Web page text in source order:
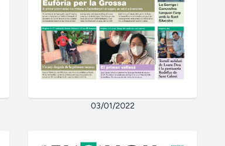
03/01/2022